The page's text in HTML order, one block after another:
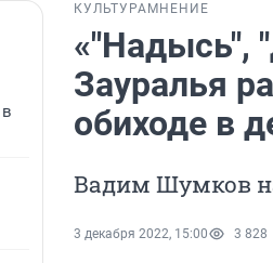
КУЛЬТУРА МНЕНИЕ
«"Надысь",
Зауралья
обиходе в
Вадим Шумков
3 декабря 2022, 15:00 3 828